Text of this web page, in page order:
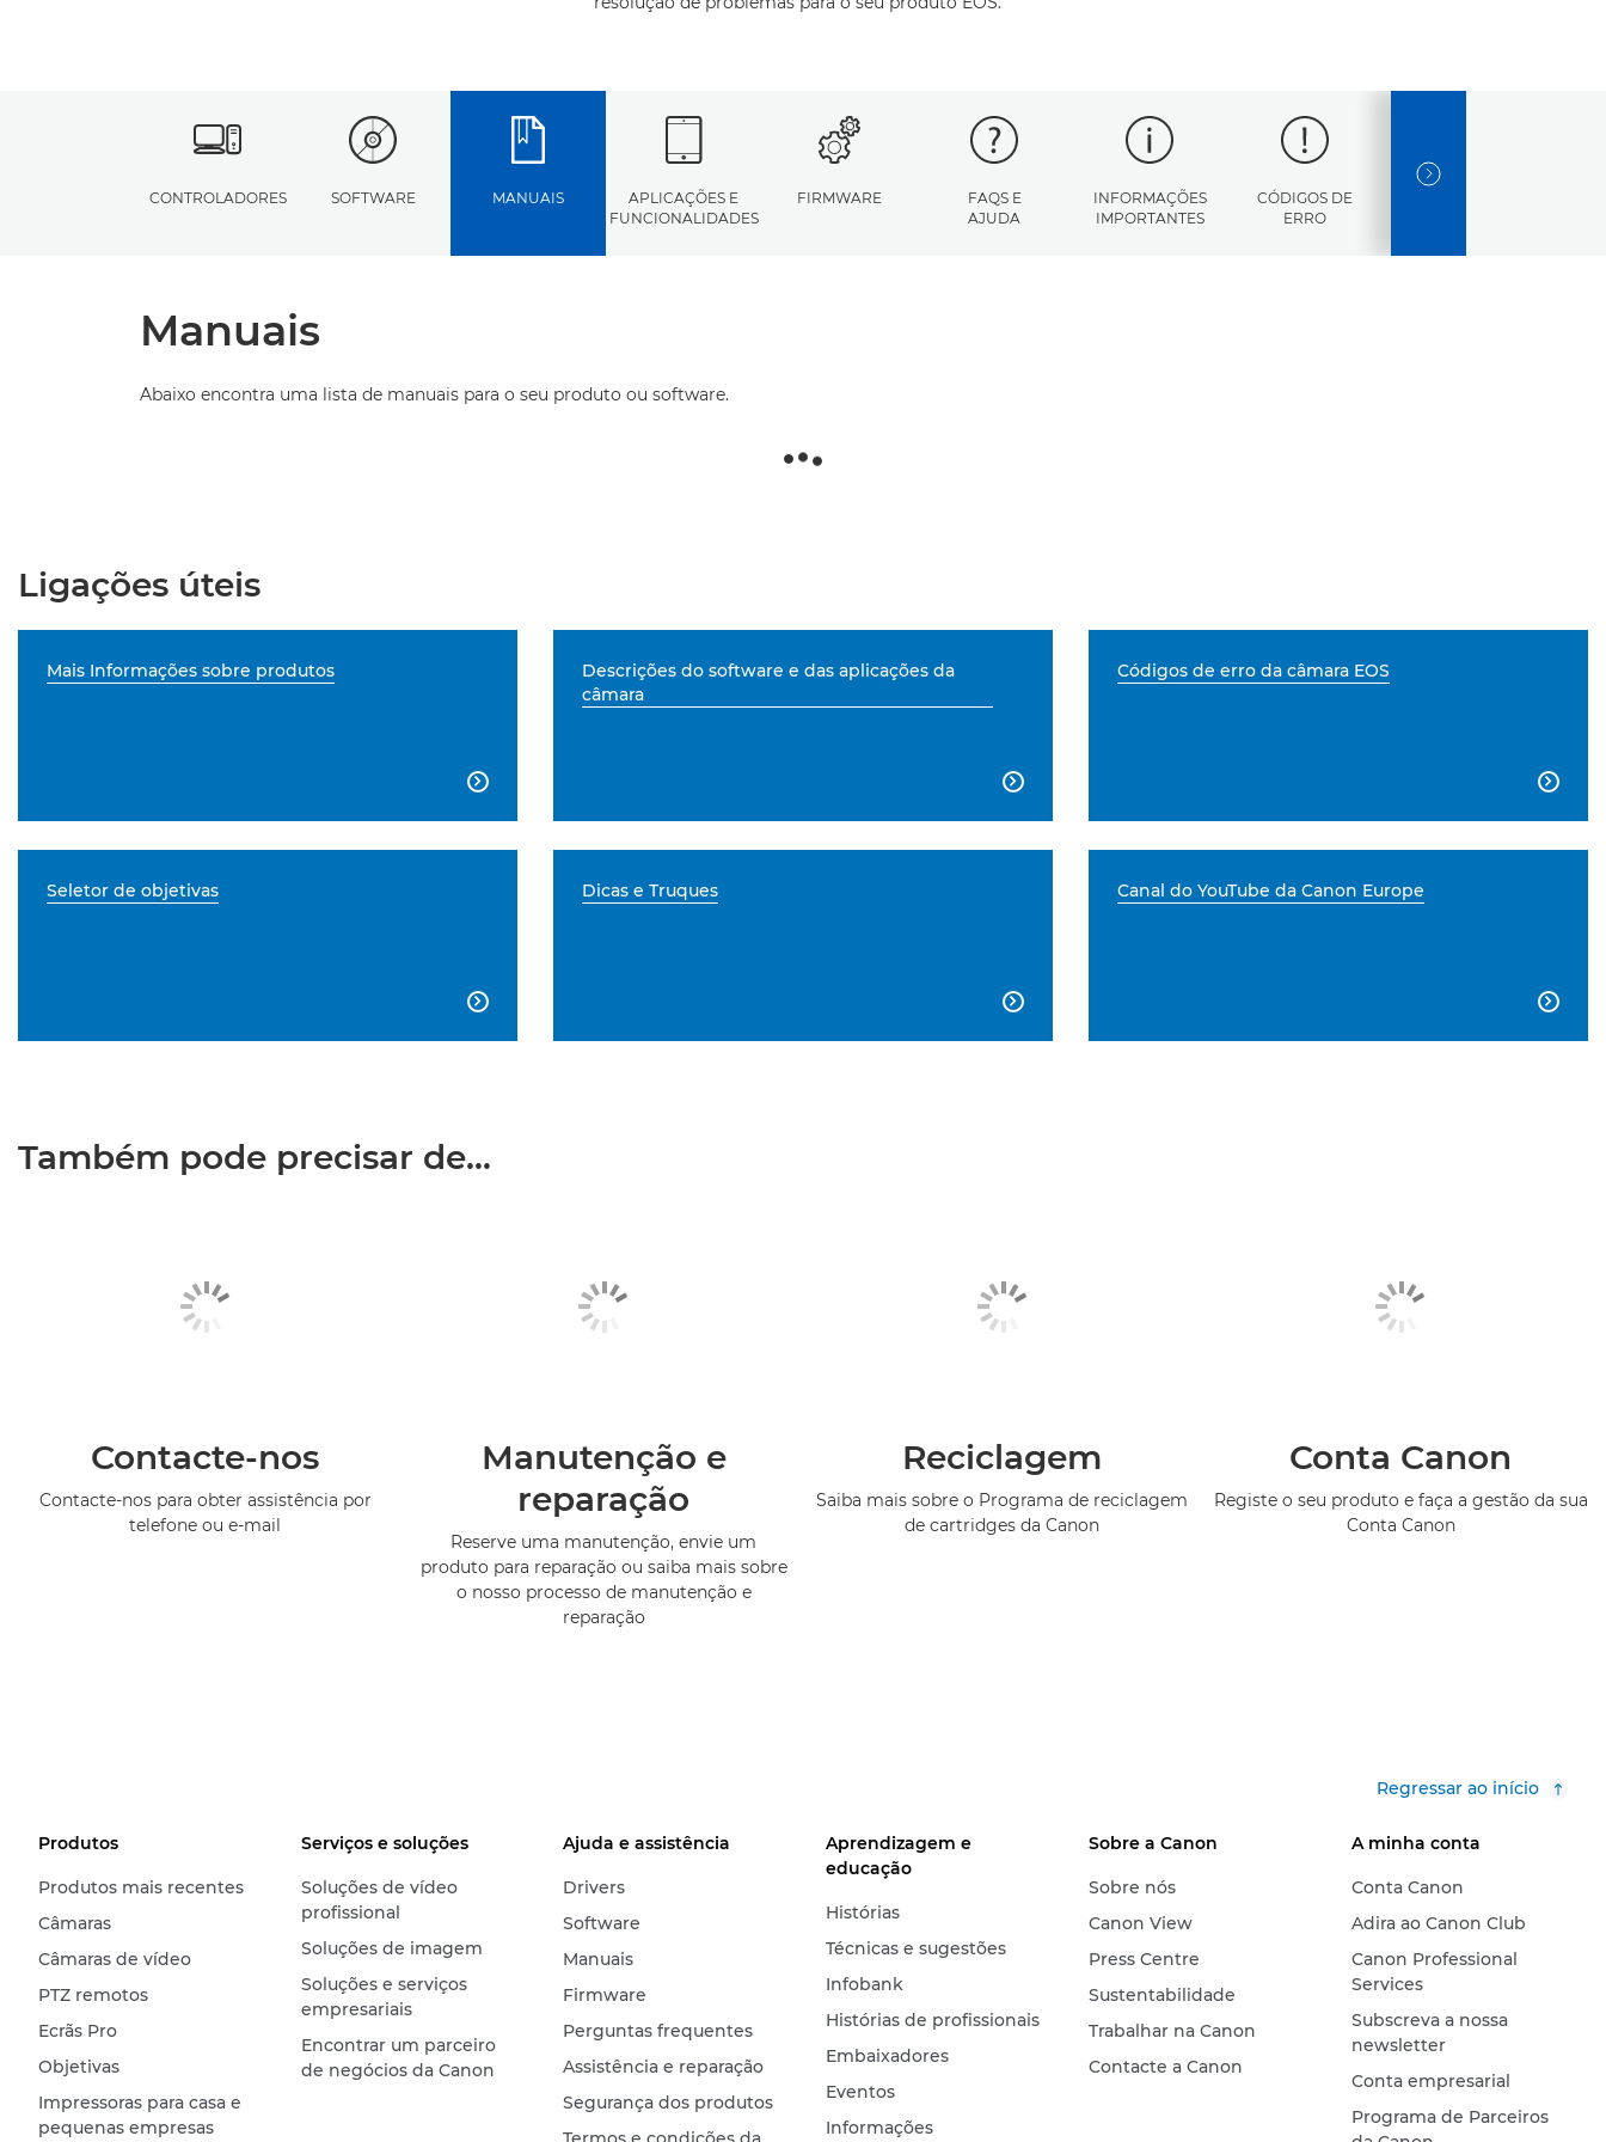
CONTROLADORES SOFTWARE MANUAIS
APLICAÇÕES E
FUNCIONALIDADES
FIRMWARE
FAQS E
AJUDA
INFORMAÇÕES
IMPORTANTES
CÓDIGOS DE
ERRO
NEXT SLIDE
Manuais
Abaixo encontra uma lista de manuais para o seu produto ou software.
Ligações úteis
Mais Informações sobre produtos

Descrições do software e das aplicações da
câmara

Códigos de erro da câmara EOS

Seletor de objetivas

Dicas e Truques

Canal do YouTube da Canon Europe

Também pode precisar de...
Contacte-nos
Contacte-nos para obter assistência por
telefone ou e-mail
Manutenção e
reparação
Reserve uma manutenção, envie um
produto para reparação ou saiba mais sobre
o nosso processo de manutenção e
reparação
Reciclagem
Saiba mais sobre o Programa de reciclagem
de cartridges da Canon
Conta Canon
Registe o seu produto e faça a gestão da sua
Conta Canon
Regressar ao início
Produtos
Produtos mais recentes
Câmaras
Câmaras de vídeo
PTZ remotos
Ecrãs Pro
Objetivas
Impressoras para casa e
pequenas empresas
Serviços e soluções
Soluções de vídeo
profissional
Soluções de imagem
Soluções e serviços
empresariais
Encontrar um parceiro
de negócios da Canon
Ajuda e assistência
Drivers
Software
Manuais
Firmware
Perguntas frequentes
Assistência e reparação
Segurança dos produtos
Aprendizagem e
educação
Histórias
Técnicas e sugestões
Infobank
Histórias de profissionais
Embaixadores
Eventos
Informações
Sobre a Canon
Sobre nós
Canon View
Press Centre
Sustentabilidade
Trabalhar na Canon
Contacte a Canon
A minha conta
Conta Canon
Adira ao Canon Club
Canon Professional
Services
Subscreva a nossa
newsletter
Conta empresarial
Programa de Parceiros